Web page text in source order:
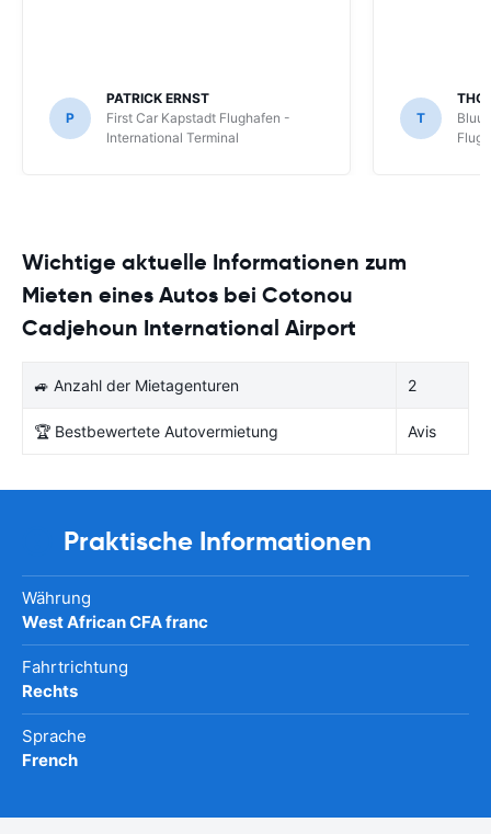
P
PATRICK ERNST
First Car Kapstadt Flughafen -
International Terminal
T
Bluu
Wichtige aktuelle Informationen zum
Mieten eines Autos bei Cotonou
Cadjehoun International Airport
🚙 Anzahl der Mietagenturen 2
🏆 Bestbewertete Autovermietung Avis
Praktische Informationen
Währung
West African CFA franc
Fahrtrichtung
Rechts
Sprache
French